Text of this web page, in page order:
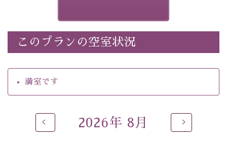
いう昔の暦による料理表現）
・朝食はこだわりの味噌汁をはじめとした和定食
【温泉】
自家源泉「美翠源泉」は酸化の進みが遅く新鮮で若返り
るご入浴をお愉しみください。
■お座敷風呂（大浴場）
このプランの空室状況
満室です
2026年 8月